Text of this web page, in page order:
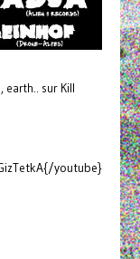
earth.. sur Kill
youtube}